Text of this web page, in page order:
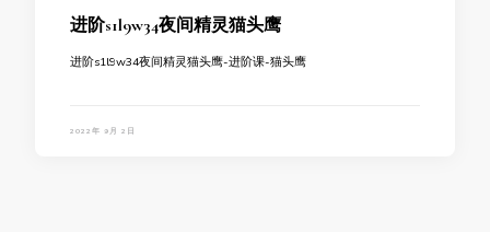
进阶s1l9w34夜间精灵猫头鹰
进阶s1l9w34夜间精灵猫头鹰-进阶课-猫头鹰
2022年 9月 2日